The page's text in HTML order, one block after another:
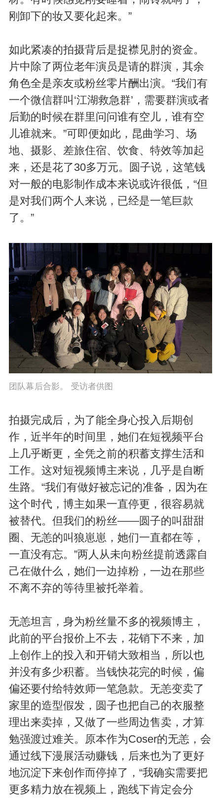
刚卸下的妆又要化起来。”
如此紧凑的拍摄背后是捉襟见肘的资金。
片中除了两位老年演员是请的群演，其余
角色全是亲友或粉丝零片酬出演。“我们有
一个微信群叫‘江湖救急群’，需要群演或者
后勤的时候在群里问问谁有空儿，谁有空
儿谁就来。”可即便如此，昆曲学习、场
地、摄影、差旅住宿、饮食、特效等加起
来，还是花了30多万元。圆子说，这笔钱
对一般的电影制作成本来说或许很低，“但
是对我们两个人来说，已经是一笔巨款
了。”
团队幕后合影。 受访者供图
拍摄完成后，为了能全身心投入后期创
作，近半年的时间里，她们在短视频平台
上几乎断更，全凭之前的积蓄支撑生活和
工作。这对短视频博主来说，几乎是自断
生路。“我们有做好被忘记的准备，因为在
这个时代，博主如果一直停更，很容易就
被替代。但我们的粉丝——圆子的叫甜甜
圈、无恙的叫狼崽崽，她们一直都在等，
一直没有忘。”两人从未向粉丝提前透露自
己在做什么，她们一边掉粉，一边在那些
不离不弃的等待里被托举着。
无恙坦言，身为粉丝量不多的视频博主，
此前的平台报价上不去，花销下不来，加
上创作上的投入和开销大致相当，所以也
并没有多少积蓄。当钱快花完的时候，偏
偏还要付给特效师一笔急款。无恙变卖了
家里的造型假发，圆子也把自己的衣服整
理出来卖掉，又做了一些周边售卖，才算
勉强渡过难关。原本作为Coser的无恙，会
通过线下漫展活动赚钱，后来也为了更好
地沉淀下来创作而停掉了，“我确实需要把
更多精力放在视频上，跑线下肯定会分